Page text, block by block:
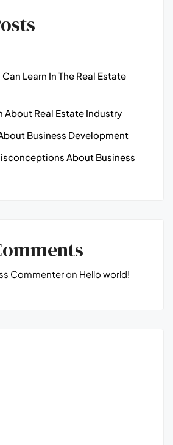
Learn In The Real Estate
About Real Estate Industry
Business Development
About Business
Commenteron Hello world!